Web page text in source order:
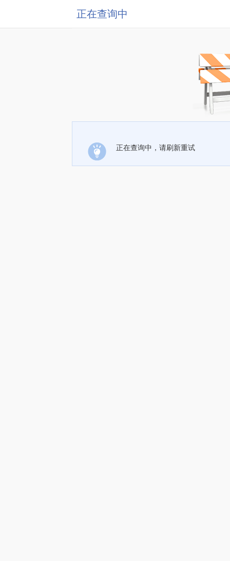
正在查询中
正在查询中，请刷新重试